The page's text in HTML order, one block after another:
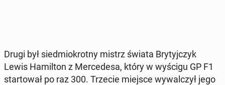
Drugi był sied­mio­krot­ny mistrz świata Bry­tyj­czyk
Lewis Ha­mil­ton z Mer­ce­de­sa, który w wyścigu GP F1
star­to­wał po raz 300. Trzecie miejsce wy­wal­czył jego